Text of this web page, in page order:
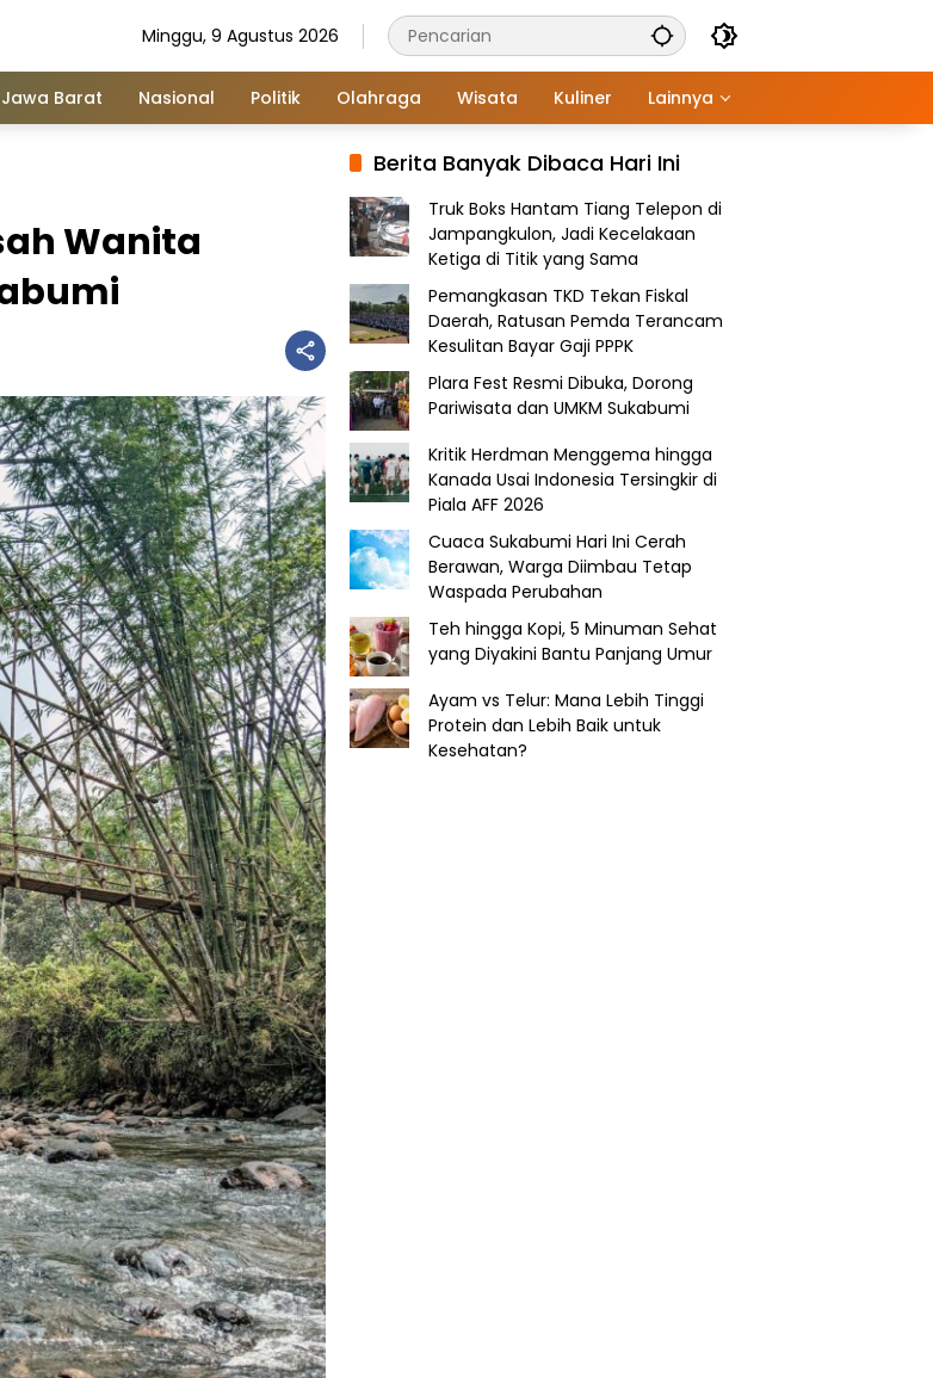
Minggu, 9 Agustus 2026
Jawa Barat Nasional Politik Olahraga Wisata Kuliner Lainnya
Wanita
Berita Banyak Dibaca Hari Ini
Truk Boks Hantam Tiang Telepon di
Jampangkulon, Jadi Kecelakaan
Ketiga di Titik yang Sama
Pemangkasan TKD Tekan Fiskal
Daerah, Ratusan Pemda Terancam
Kesulitan Bayar Gaji PPPK
Plara Fest Resmi Dibuka, Dorong
Pariwisata dan UMKM Sukabumi
Kritik Herdman Menggema hingga
Kanada Usai Indonesia Tersingkir di
Piala AFF 2026
Cuaca Sukabumi Hari Ini Cerah
Berawan, Warga Diimbau Tetap
Waspada Perubahan
Teh hingga Kopi, 5 Minuman Sehat
yang Diyakini Bantu Panjang Umur
Ayam vs Telur: Mana Lebih Tinggi
Protein dan Lebih Baik untuk
Kesehatan?